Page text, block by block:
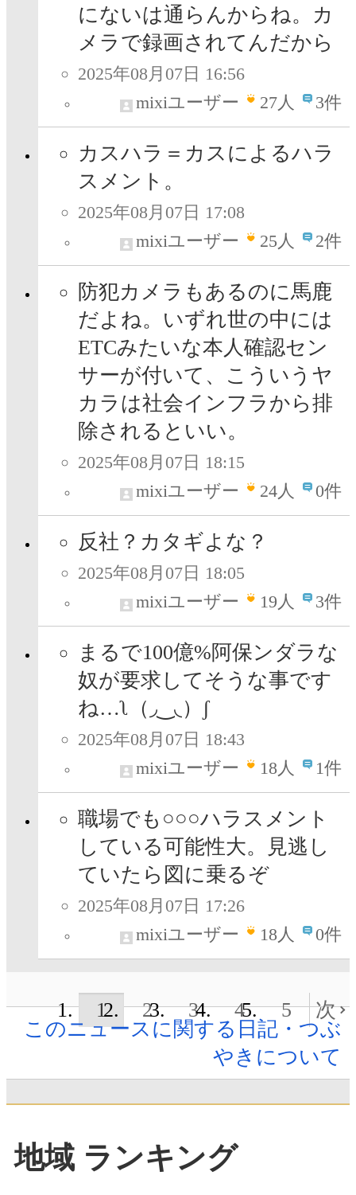
にないは通らんからね。カ
メラで録画されてんだから
2025年08月07日 16:56
mixiユーザー
27人 3件
カスハラ＝カスによるハラ
スメント。
2025年08月07日 17:08
mixiユーザー
25人 2件
防犯カメラもあるのに馬鹿
だよね。いずれ世の中には
ETCみたいな本人確認セン
サーが付いて、こういうヤ
カラは社会インフラから排
除されるといい。
2025年08月07日 18:15
mixiユーザー
24人 0件
反社？カタギよな？
2025年08月07日 18:05
mixiユーザー
19人 3件
まるで100億%阿保ンダラな
奴が要求してそうな事です
ね…ʅ（◞‿◟）ʃ
2025年08月07日 18:43
mixiユーザー
18人 1件
職場でも○○○ハラスメント
している可能性大。見逃し
ていたら図に乗るぞ
2025年08月07日 17:26
mixiユーザー
18人 0件
1 2 3 4 5
次
このニュースに関する日記・つぶ
やきについて
地域 ランキング